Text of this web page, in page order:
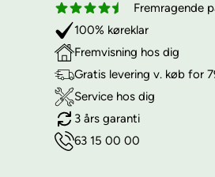
Fremragende
100% køreklar
Fremvisning hos dig
Gratis levering v. køb for
Service hos dig
3 års garanti
63 15 00 00